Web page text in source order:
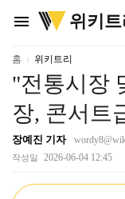
menu
위
키
리
위키트
홈 위키트리
"전통시장
장, 콘서트
장예진 기자
작성일 2026-06-04 12:45